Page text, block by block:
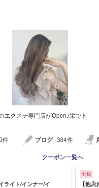
エクステ専門店がOpen♪栄でト
件 ブログ 384件
クーポン一覧へ
ライト/インナー/イ
全員
【他